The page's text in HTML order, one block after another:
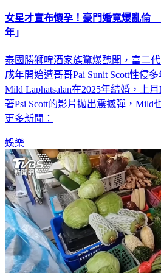
女星才宣布懷孕！豪門婚竟爆亂倫
年」
泰國勝獅啤酒家族驚爆醜聞，富二
成年開始遭哥哥Pai Sunit Scott性侵多
Mild Laphatsalan在2025年結婚，上
著Psi Scott的影片拋出震撼彈，Mild
更多新聞：
娛樂